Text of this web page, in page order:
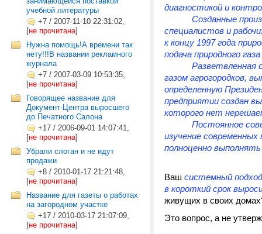
учебной литературы
+7 / 2007-11-10 22:31:02,
[не прочитана]
Нужна помощь!А времени так
нету!!!В названии рекламного
журнала
+7 / 2007-03-09 10:53:35,
[не прочитана]
Говорящее название для
Документ-Центра выросшего
до Печатного Салона
+17 / 2006-09-01 14:07:41,
[не прочитана]
Убрали слоган и не идут
продажи
+8 / 2010-01-17 21:21:48,
[не прочитана]
Название для газеты о работах
на загородном участке
+17 / 2010-03-17 21:07:09,
[не прочитана]
диагностикой и
Созданные
специалистов и
к концу 1997 года
подача природного
Разветвленная
газом агрогородков,
определенную
предприятии создан
которого нет
Постоянное
изучение
полноценно
Ваш системный
в короткий срок
живущих в своих
Это вопрос, а не